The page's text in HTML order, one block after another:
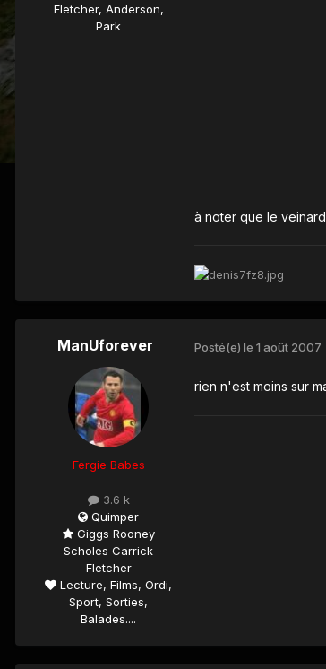
Fletcher, Anderson,
Park
à noter que le
ManUforever
Fergie Babes
3.6 k
Quimper
Giggs Rooney
Scholes Carrick
Fletcher
Lecture, Films, Ordi,
Sport, Sorties,
Balades....
Posté(e) le 1 août 2007
rien n'est moins sur